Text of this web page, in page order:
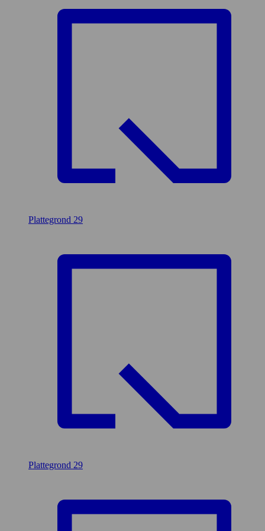
Plattegrond 29
Plattegrond 29